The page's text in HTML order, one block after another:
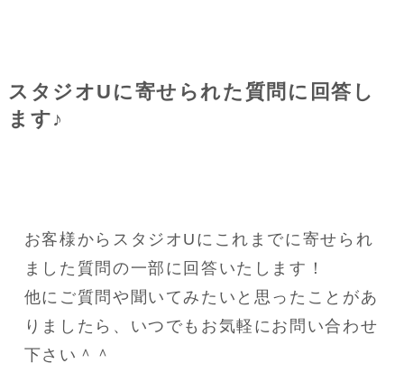
スタジオUに寄せられた質問に回答し
ます♪
お客様からスタジオUにこれまでに寄せられ
ました質問の一部に回答いたします！
他にご質問や聞いてみたいと思ったことがあ
りましたら、いつでもお気軽にお問い合わせ
下さい＾＾